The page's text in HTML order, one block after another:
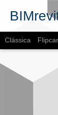
Clássica